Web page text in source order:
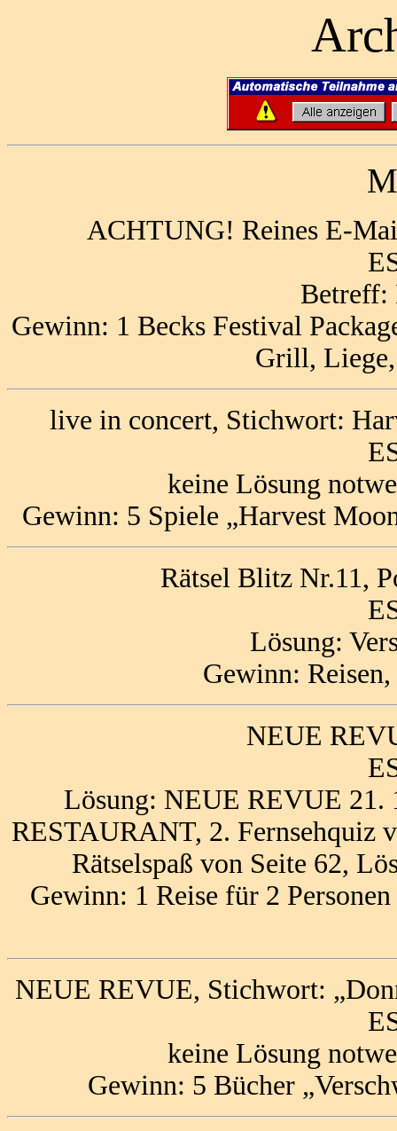
ACHTUNG! Reines E-
Betreff:
Gewinn: 1 Becks Festival
Grill, Liege,
live in concert, Stichwort:
keine Lösung
Gewinn: 5 Spiele „Harvest
Rätsel Blitz Nr.11,
Lösung:
Gewinn:
NEUE
Lösung: NEUE REVUE 21.
RESTAURANT, 2. Fernsehquiz
Rätselspaß von Seite 62,
Gewinn: 1 Reise für 2
NEUE REVUE, Stichwort:
keine Lösung
Gewinn: 5 Bücher